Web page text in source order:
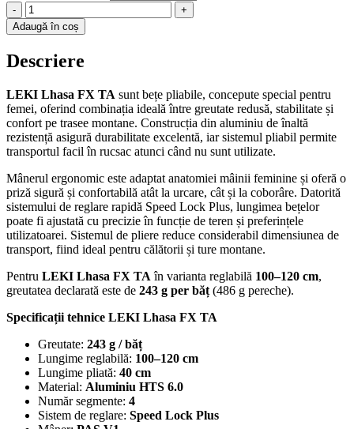
-
+
Adaugă în coș
Descriere
LEKI Lhasa FX TA sunt bețe pliabile, concepute special pentru
femei, oferind combinația ideală între greutate redusă, stabilitate și
confort pe trasee montane. Construcția din aluminiu de înaltă
rezistență asigură durabilitate excelentă, iar sistemul pliabil permite
transportul facil în rucsac atunci când nu sunt utilizate.
Mânerul ergonomic este adaptat anatomiei mâinii feminine și oferă o
priză sigură și confortabilă atât la urcare, cât și la coborâre. Datorită
sistemului de reglare rapidă Speed Lock Plus, lungimea bețelor
poate fi ajustată cu precizie în funcție de teren și preferințele
utilizatoarei. Sistemul de pliere reduce considerabil dimensiunea de
transport, fiind ideal pentru călătorii și ture montane.
Pentru LEKI Lhasa FX TA în varianta reglabilă 100–120 cm,
greutatea declarată este de 243 g per băț (486 g pereche).
Specificații tehnice LEKI Lhasa FX TA
Greutate: 243 g / băț
Lungime reglabilă: 100–120 cm
Lungime pliată: 40 cm
Material: Aluminiu HTS 6.0
Număr segmente: 4
Sistem de reglare: Speed Lock Plus